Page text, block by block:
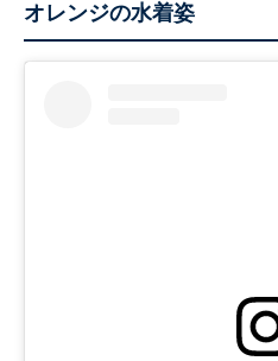
オレンジの水着姿